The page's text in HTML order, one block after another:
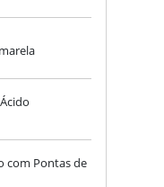
com Pontas de